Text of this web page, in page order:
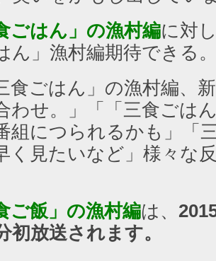
ごはん」の漁村編に対
ん」漁村編期待できる
食ごはん」の漁村編、
わせ。」「「三食ごは
組につられるかも」「
く見たいなど」様々な
ご飯」の漁村編は、
初放送されます。